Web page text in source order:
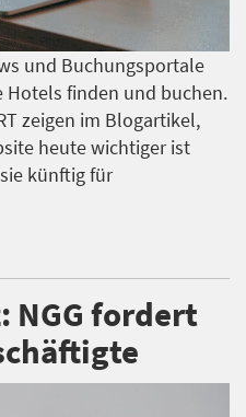
und Buchungsportale
Hotels finden und buchen.
zeigen im Blogartikel,
heute wichtiger ist
künftig für
NGG fordert